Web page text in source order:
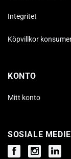
Integritet
Köpvillkor
KONTO
Mitt konto
SOSIALE
FacebookInstagram